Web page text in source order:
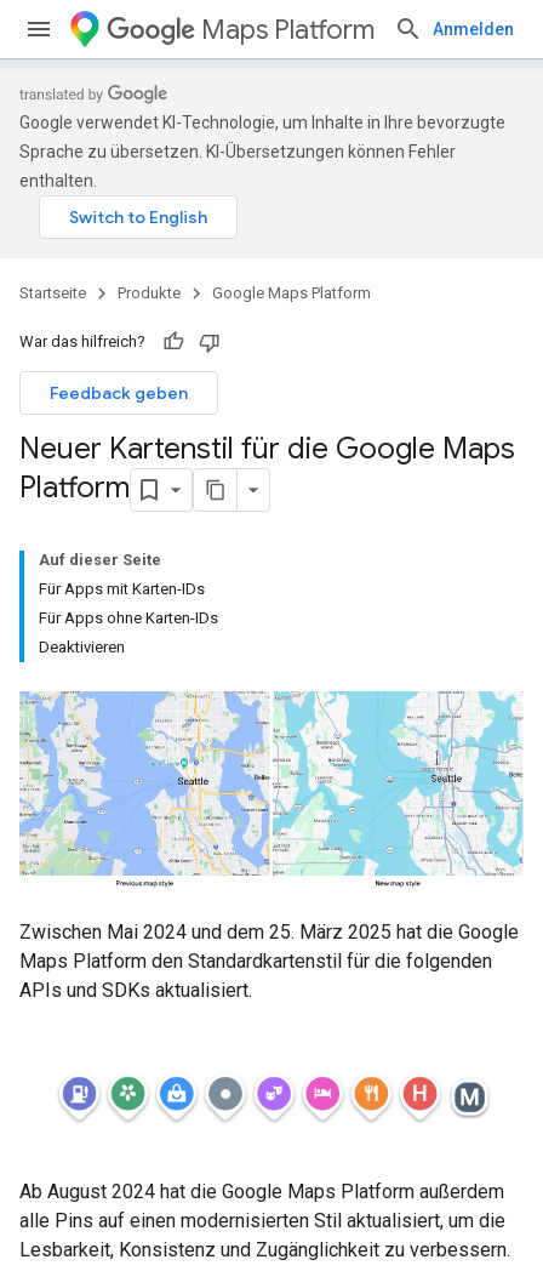
Maps Platform Anmelden
Google verwendet KI-Technologie, um Inhalte in Ihre bevorzugte
Sprache zu übersetzen. KI-Übersetzungen können Fehler
enthalten.
Startseite Produkte Google Maps Platform
War das hilfreich?
Feedback geben
Neuer Kartenstil für die Google Maps
Platform
Auf dieser Seite
Für Apps mit Karten-IDs
Für Apps ohne Karten-IDs
Deaktivieren
Zwischen Mai 2024 und dem 25. März 2025 hat die Google
Maps Platform den Standardkartenstil für die folgenden
APIs und SDKs aktualisiert.
Ab August 2024 hat die Google Maps Platform außerdem
alle Pins auf einen modernisierten Stil aktualisiert, um die
Lesbarkeit, Konsistenz und Zugänglichkeit zu verbessern.